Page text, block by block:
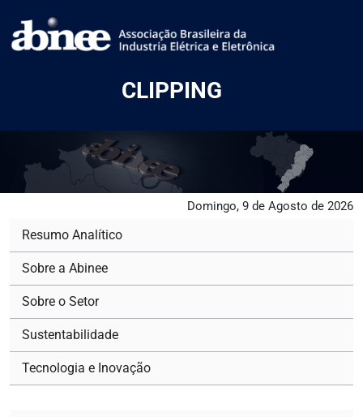
CLIPPING
Domingo, 9 de Agosto de 2026
Resumo Analítico
Sobre a Abinee
Sobre o Setor
Sustentabilidade
Tecnologia e Inovação